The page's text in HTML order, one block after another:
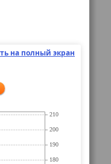
на полный экран